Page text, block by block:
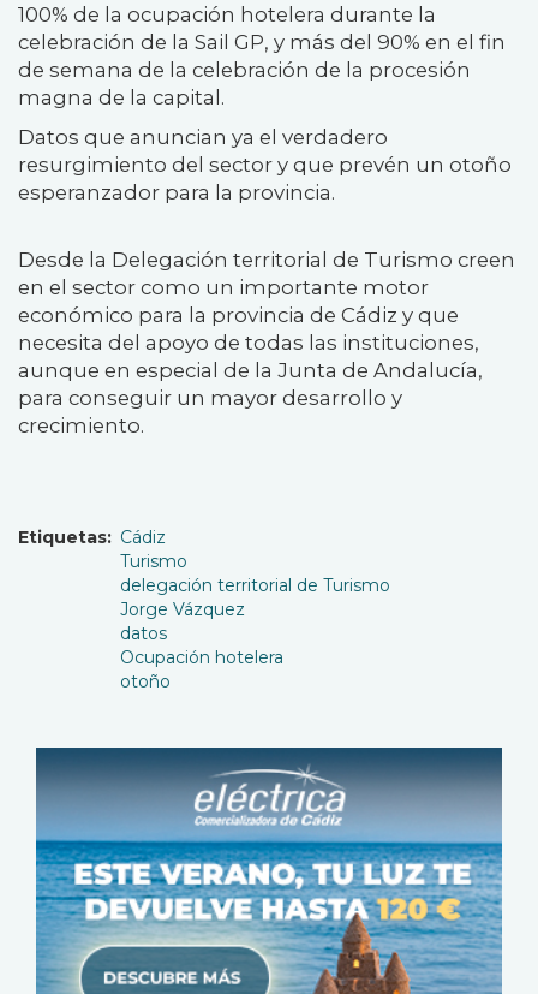
100% de la ocupación hotelera durante la
celebración de la Sail GP, y más del 90% en el fin
de semana de la celebración de la procesión
magna de la capital.
Datos que anuncian ya el verdadero
resurgimiento del sector y que prevén un otoño
esperanzador para la provincia.
Desde la Delegación territorial de Turismo creen
en el sector como un importante motor
económico para la provincia de Cádiz y que
necesita del apoyo de todas las instituciones,
aunque en especial de la Junta de Andalucía,
para conseguir un mayor desarrollo y
crecimiento.
Etiquetas
Cádiz
Turismo
delegación territorial de Turismo
Jorge Vázquez
datos
Ocupación hotelera
otoño